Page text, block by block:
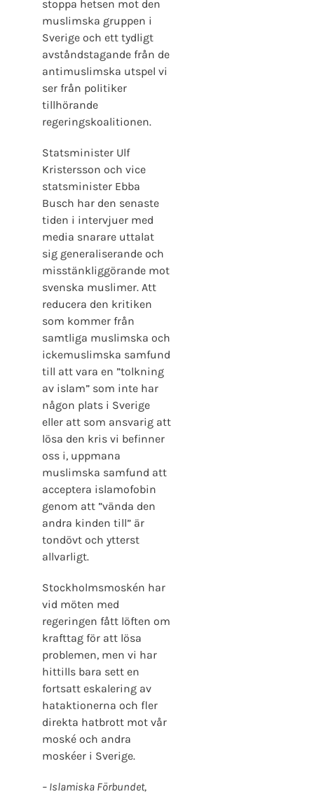
stoppa hetsen mot den
muslimska gruppen i
Sverige och ett tydligt
avståndstagande från de
antimuslimska utspel vi
ser från politiker
tillhörande
regeringskoalitionen.
Statsminister Ulf
Kristersson och vice
statsminister Ebba
Busch har den senaste
tiden i intervjuer med
media snarare uttalat
sig generaliserande och
misstänkliggörande mot
svenska muslimer. Att
reducera den kritiken
som kommer från
samtliga muslimska och
ickemuslimska samfund
till att vara en ”tolkning
av islam” som inte har
någon plats i Sverige
eller att som ansvarig att
lösa den kris vi befinner
oss i, uppmana
muslimska samfund att
acceptera islamofobin
genom att ”vända den
andra kinden till” är
tondövt och ytterst
allvarligt.
Stockholmsmoskén har
vid möten med
regeringen fått löften om
krafttag för att lösa
problemen, men vi har
hittills bara sett en
fortsatt eskalering av
hataktionerna och fler
direkta hatbrott mot vår
moské och andra
moskéer i Sverige.
– Islamiska Förbundet,